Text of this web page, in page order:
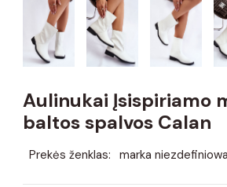
Aulinukai Įsispiriamo
baltos spalvos Calan
Prekės ženklas: marka